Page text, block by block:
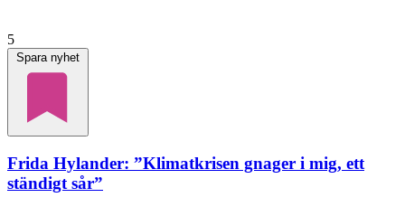
5
Spara nyhet
Frida Hylander: ”Klimatkrisen gnager i mig, ett
ständigt sår”